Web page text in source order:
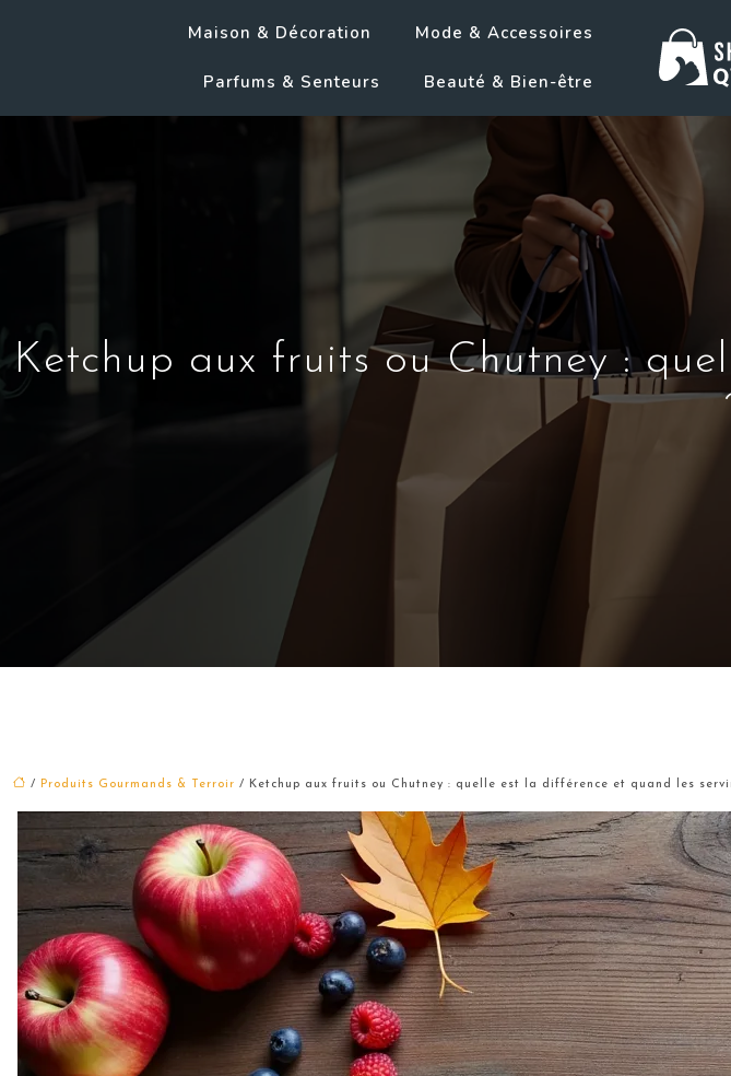
Mode & Accessoires
Maison & Décoration
Beauté & Bien-être
Parfums & Senteurs
Ketchup aux fruits ou Chutney :
/ Produits Gourmands & Terroir / Ketchup aux fruits ou Chutney : quelle est la différence et quand les